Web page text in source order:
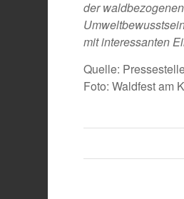
der
mit interessanten
Quelle:
Foto: Waldfest am